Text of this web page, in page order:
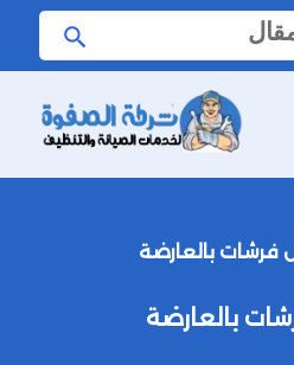
بالعارضة
بالعارضة